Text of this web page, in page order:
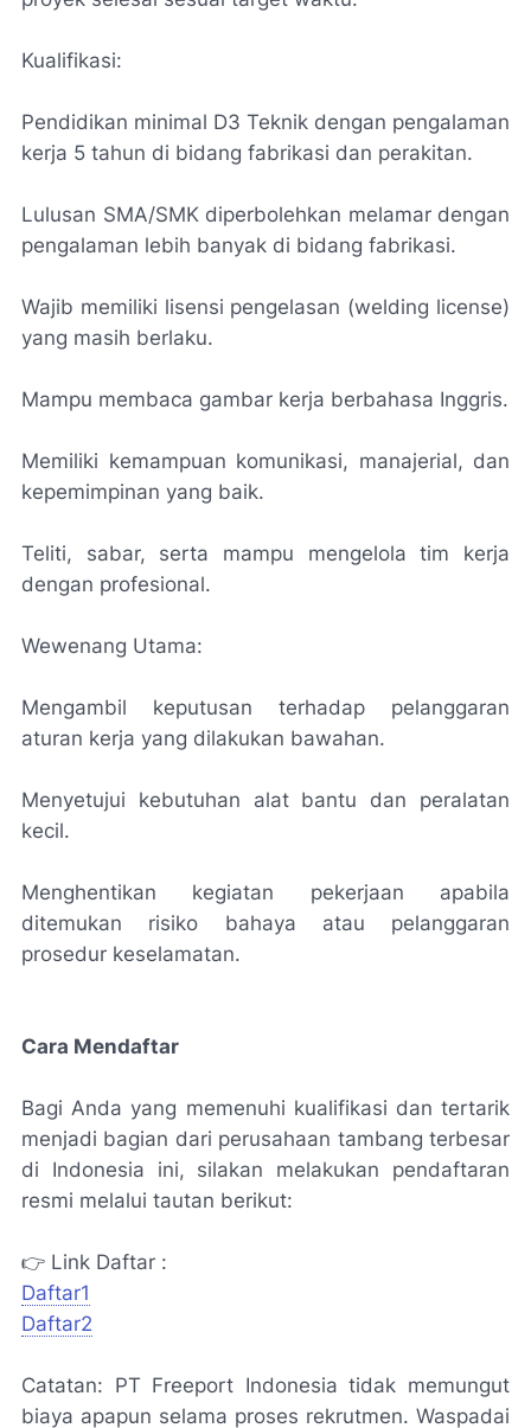
Kualifikasi:
Pendidikan minimal D3 Teknik dengan pengalaman
kerja 5 tahun di bidang fabrikasi dan perakitan.
Lulusan SMA/SMK diperbolehkan melamar dengan
pengalaman lebih banyak di bidang fabrikasi.
Wajib memiliki lisensi pengelasan (welding license)
yang masih berlaku.
Mampu membaca gambar kerja berbahasa Inggris.
Memiliki kemampuan komunikasi, manajerial, dan
kepemimpinan yang baik.
Teliti, sabar, serta mampu mengelola tim kerja
dengan profesional.
Wewenang Utama:
Mengambil keputusan terhadap pelanggaran
aturan kerja yang dilakukan bawahan.
Menyetujui kebutuhan alat bantu dan peralatan
kecil.
Menghentikan kegiatan pekerjaan apabila
ditemukan risiko bahaya atau pelanggaran
prosedur keselamatan.
Cara Mendaftar
Bagi Anda yang memenuhi kualifikasi dan tertarik
menjadi bagian dari perusahaan tambang terbesar
di Indonesia ini, silakan melakukan pendaftaran
resmi melalui tautan berikut:
👉 Link Daftar :
Daftar1
Daftar2
Catatan: PT Freeport Indonesia tidak memungut
biaya apapun selama proses rekrutmen. Waspadai